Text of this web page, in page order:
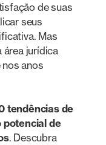
de suas
seus
Mas
área jurídica
anos
tendências de
potencial de
. Descubra